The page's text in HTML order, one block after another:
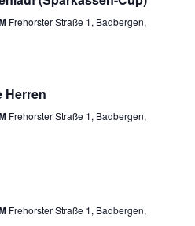
Frehorster Straße 1, Badbergen,
Herren
Frehorster Straße 1, Badbergen,
Frehorster Straße 1, Badbergen,